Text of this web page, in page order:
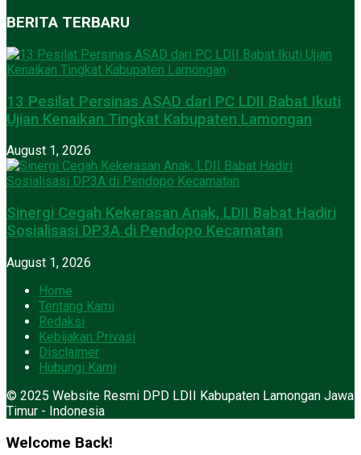
BERITA TERBARU
13 Pesilat Persinas ASAD dari PC LDII Babat Ikuti
Ujian Kenaikan Tingkat Kabupaten Lamongan
August 1, 2026
Sinergi Cegah Kekerasan Anak, LDII Babat Hadiri
Sosialisasi DP3A di Pendopo Kecamatan
August 1, 2026
Home
Tentang Kami
Redaksi
Kebijakan Privasi
Disclaimer
Hubungi Kami
© 2025 Website Resmi DPD LDII Kabupaten Lamongan Jawa
Timur - Indonesia
Welcome Back!